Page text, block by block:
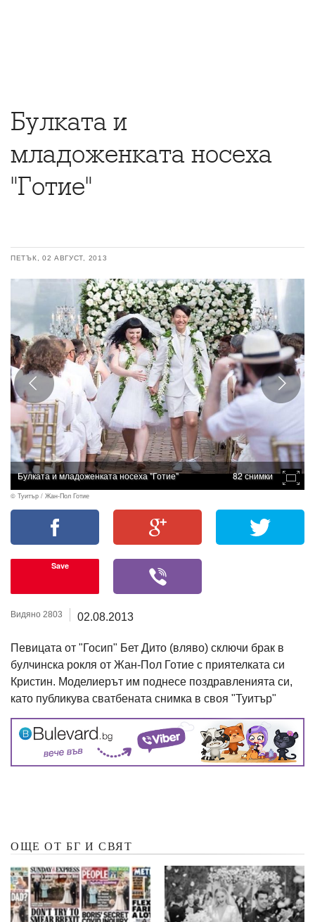
Булката и
младоженката носеха
"Готие"
ПЕТЪК, 02 АВГУСТ, 2013
Булката и младоженката носеха "Готие" 82 снимки
© Туитър / Жан-Пол Готие
Save
Видяно 2803 02.08.2013
Певицата от "Госип" Бет Дито (вляво) сключи брак в
булчинска рокля от Жан-Пол Готие с приятелката си
Кристин. Моделиерът им поднесе поздравленията си,
като публикува сватбената снимка в своя "Туитър"
ОЩЕ ОТ БГ И СВЯТ